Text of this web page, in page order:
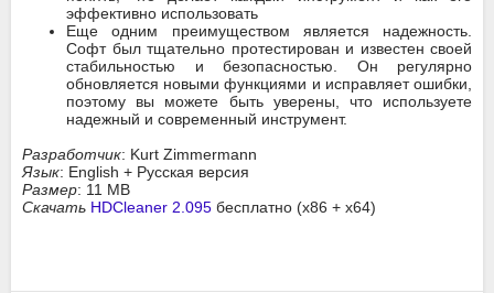
эффективно использовать
Еще одним преимуществом является надежность.
Софт был тщательно протестирован и известен своей
стабильностью и безопасностью. Он регулярно
обновляется новыми функциями и исправляет ошибки,
поэтому вы можете быть уверены, что используете
надежный и современный инструмент.
Разработчик: Kurt Zimmermann
Язык: English + Русская версия
Размер: 11 MB
Скачать HDCleaner 2.095 бесплатно (x86 + x64)